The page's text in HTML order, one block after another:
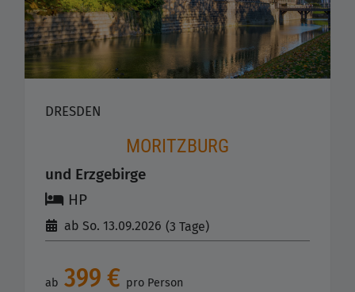
DRESDEN
MORITZBURG
und Erzgebirge
HP
ab So. 13.09.2026 (3 Tage)
ab 399 € pro Person